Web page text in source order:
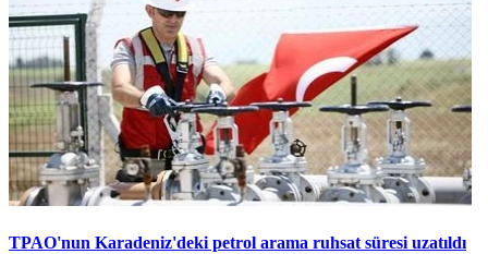
TPAO'nun Karadeniz'deki petrol arama ruhsat süresi uzatıldı